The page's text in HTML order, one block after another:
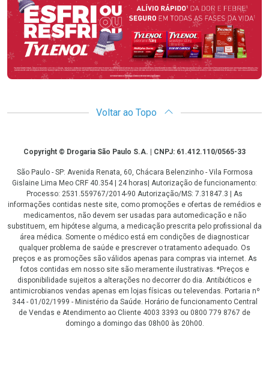
Voltar ao Topo
CopyrightCopyright © Drogaria São Paulo S.A. | CNPJ: 61.412.110/0565-33
São Paulo - SP: Avenida Renata, 60, Chácara Belenzinho - Vila Formosa
Gislaine Lima Meo CRF 40.354 | 24 horas| Autorização de funcionamento:
Processo: 2531.559767/2014-90 Autorização/MS: 7.31847.3 | As
informações contidas neste site, como promoções e ofertas de remédios e
medicamentos, não devem ser usadas para automedicação e não
substituem, em hipótese alguma, a medicação prescrita pelo profissional da
área médica. Somente o médico está em condições de diagnosticar
qualquer problema de saúde e prescrever o tratamento adequado. Os
preços e as promoções são válidos apenas para compras via internet. As
fotos contidas em nosso site são meramente ilustrativas. *Preços e
disponibilidade sujeitos a alterações no decorrer do dia. Antibióticos e
antimicrobianos vendas apenas em lojas físicas ou televendas. Portaria nº
344 - 01/02/1999 - Ministério da Saúde. Horário de funcionamento Central
de Vendas e Atendimento ao Cliente 4003 3393 ou 0800 779 8767 de
domingo a domingo das 08h00 às 20h00.